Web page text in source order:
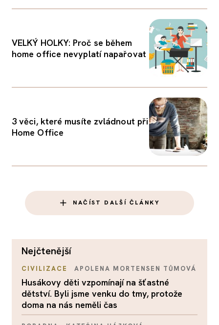
VELKÝ HOLKY: Proč se během
home office nevyplatí napařovat
3 věci, které musíte zvládnout při
Home Office
NAČÍST DALŠÍ ČLÁNKY
nejčtenější
CIVILIZACE APOLENA MORTENSEN TŮMOVÁ
Husákovy děti vzpomínají na šťastné
dětství. Byli jsme venku do tmy, protože
doma na nás neměli čas